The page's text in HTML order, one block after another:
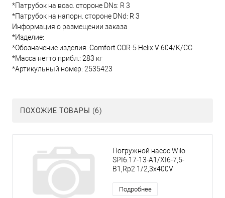
*Патрубок на всас. стороне DNs: R 3
*Патрубок на напорн. стороне DNd: R 3
Информация о размещении заказа
*Изделие:
*Обозначение изделия: Comfort COR-5 Helix V 604/K/CC
*Масса нетто прибл.: 283 кг
*Артикульный номер: 2535423
ПОХОЖИЕ ТОВАРЫ (6)
Погружной насос Wilo
SPI6.17-13-A1/XI6-7,5-
B1,Rp2 1/2,3x400V
Подробнее